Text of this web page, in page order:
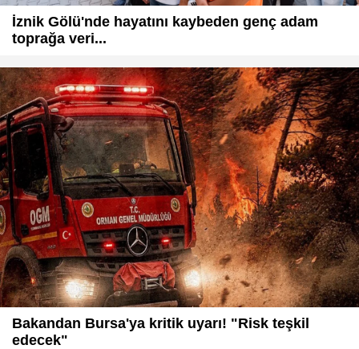
İznik Gölü'nde hayatını kaybeden genç adam
toprağa veri...
Bakandan Bursa'ya kritik uyarı! "Risk teşkil
edecek"